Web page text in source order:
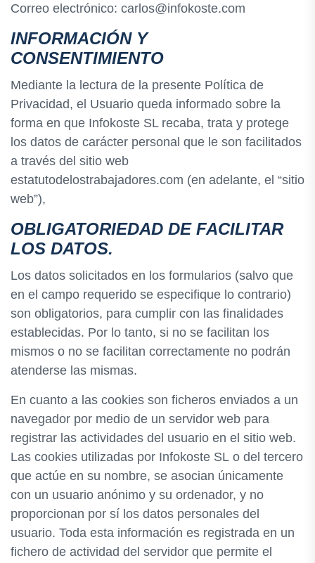
Correo electrónico: carlos@infokoste.com
INFORMACIÓN Y
CONSENTIMIENTO
Mediante la lectura de la presente Política de
Privacidad, el Usuario queda informado sobre la
forma en que Infokoste SL recaba, trata y protege
los datos de carácter personal que le son facilitados
a través del sitio web
estatutodelostrabajadores.com (en adelante, el “sitio
web”),
OBLIGATORIEDAD DE FACILITAR
LOS DATOS.
Los datos solicitados en los formularios (salvo que
en el campo requerido se especifique lo contrario)
son obligatorios, para cumplir con las finalidades
establecidas. Por lo tanto, si no se facilitan los
mismos o no se facilitan correctamente no podrán
atenderse las mismas.
En cuanto a las cookies son ficheros enviados a un
navegador por medio de un servidor web para
registrar las actividades del usuario en el sitio web.
Las cookies utilizadas por Infokoste SL o del tercero
que actúe en su nombre, se asocian únicamente
con un usuario anónimo y su ordenador, y no
proporcionan por sí los datos personales del
usuario. Toda esta información es registrada en un
fichero de actividad del servidor que permite el